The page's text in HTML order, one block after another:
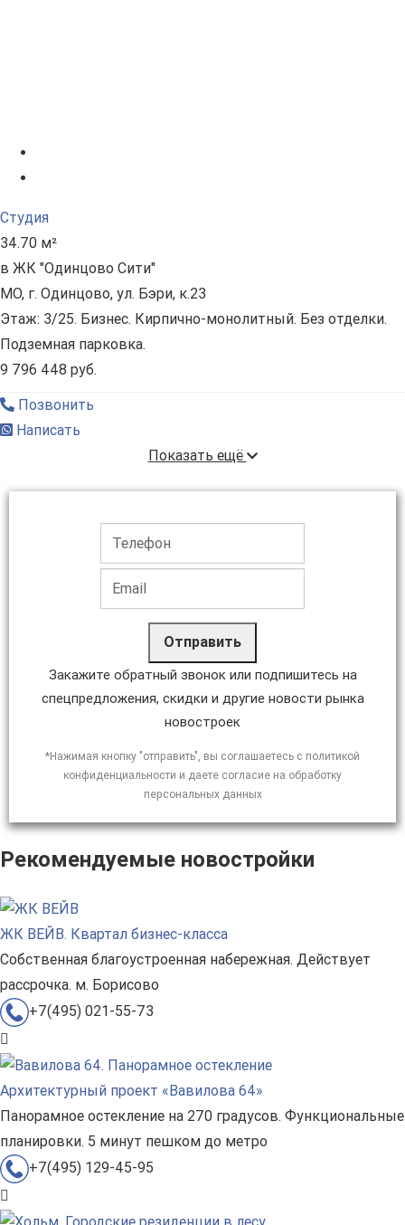
Студия
34.70 м²
в ЖК "Одинцово Сити"
МО, г. Одинцово, ул. Бэри, к.23
Этаж: 3/25. Бизнес. Кирпично-монолитный. Без отделки.
Подземная парковка.
9 796 448 руб.
Позвонить
Написать
Показать ещё
Отправить
Закажите обратный звонок или подпишитесь на
спецпредложения, скидки и другие новости рынка
новостроек
*Нажимая кнопку "отправить", вы соглашаетесь с политикой
конфиденциальности и даете согласие на обработку
персональных данных
Рекомендуемые новостройки
ЖК ВЕЙВ. Квартал бизнес-класса
Собственная благоустроенная набережная. Действует
рассрочка. м. Борисово
+7(495) 021-55-73
Архитектурный проект «Вавилова 64»
Панорамное остекление на 270 градусов. Функциональные
планировки. 5 минут пешком до метро
+7(495) 129-45-95